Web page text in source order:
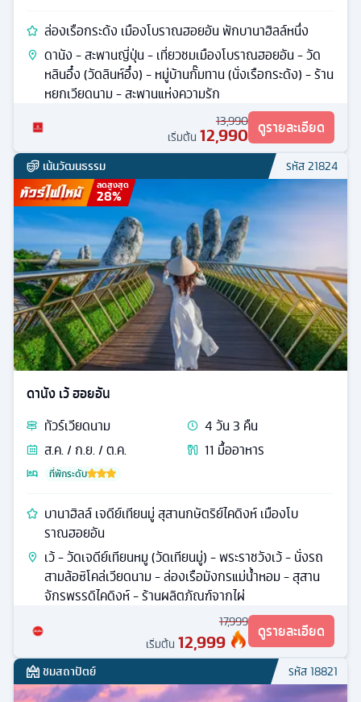
ล่องเรือกระด้ง เมืองโบราณฮอยอัน พักบานาฮิลล์หนึ่ง
ดานัง - สะพานญี่ปุ่น - เที่ยวชมเมืองโบราณฮอยอัน - วัด
หลินอึ๋ง (วัดลินห์อึ๋ง) - หมู่บ้านกั๊มทาน (นั่งเรือกระด้ง) - ร้าน
หยกเวียดนาม - สะพานแห่งความรัก
13,990
เริ่มต้น 12,990 ดูรายละเอียด
เน้นวัฒนธรรม รหัส21824
ลดสูงสุด
28%
ดานัง เว้ ฮอยอัน
ทัวร์เวียดนาม 4วัน3 คืน
ส.ค. / ก.ย. / ต.ค.
11 มื้ออาหาร
ที่พักระดับ
บานาฮิลล์ เจดีย์เทียนมู่ สุสานกษัตริย์ไคดิงห์ เมืองโบ
ราณฮอยอัน
เว้ - วัดเจดีย์เทียนหมู (วัดเทียนมู่) - พระราชวังเว้ - นั่งรถ
สามล้อซิโคล่เวียดนาม - ล่องเรือมังกรแม่น้ำหอม - สุสาน
จักรพรรดิไคดิงห์ - ร้านผลิตภัณฑ์จากไผ่
17,999
เริ่มต้น 12,999 ดูรายละเอียด
ชมสถาปัตย์ รหัส18821